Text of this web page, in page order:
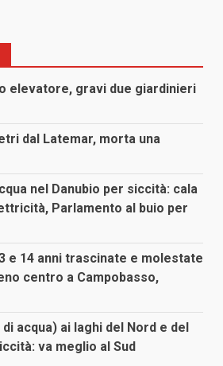
elevatore, gravi due giardinieri
dal Latemar, morta una
nel Danubio per siccità: cala
Parlamento al buio per
e 14 anni trascinate e molestate
centro a Campobasso,
acqua) ai laghi del Nord e del
va meglio al Sud